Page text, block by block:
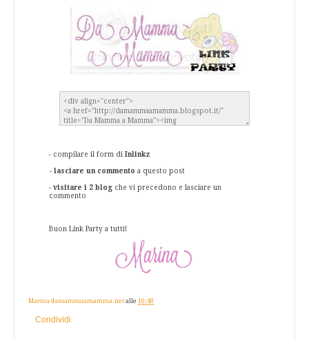
- compilare il form di Inlinkz
- lasciare un commento a questo post
- visitare i 2 blog che vi precedono e lasciare un
commento
Buon Link Party a tutti!
Marina damammaamamma.net alle 10:48
Condividi